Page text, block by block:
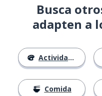
Busca
adapten a
Actividades
Comida